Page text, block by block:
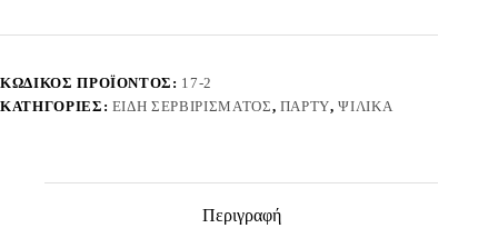
8,5x7,5cm
ποσότητα
ΚΩΔΙΚΌΣ ΠΡΟΪΌΝΤΟΣ: 17-2
ΚΑΤΗΓΟΡΊΕΣ: ΕΊΔΗ ΣΕΡΒΙΡΊΣΜΑΤΟΣ, ΠΆΡΤΥ,ΨΙΛΙΚΆ
Περιγραφή